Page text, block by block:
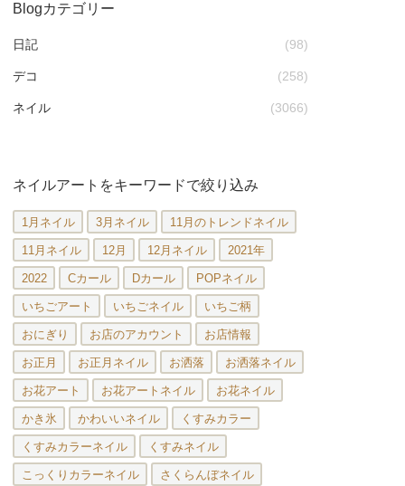
Blogカテゴリー
日記 (98)
デコ (258)
ネイル (3066)
ネイルアートをキーワードで絞り込み
1月ネイル 3月ネイル 11月のトレンドネイル
11月ネイル 12月 12月ネイル 2021年
2022 Cカール Dカール POPネイル
いちごアート いちごネイル いちご柄
おにぎり お店のアカウント お店情報
お正月 お正月ネイル お洒落 お洒落ネイル
お花アート お花アートネイル お花ネイル
かき氷 かわいいネイル くすみカラー
くすみカラーネイル くすみネイル
こっくりカラーネイル さくらんぼネイル